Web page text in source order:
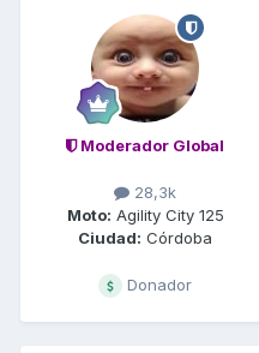
Moderador Global
28,3k
Moto: Agility City 125
Ciudad: Córdoba
Donador